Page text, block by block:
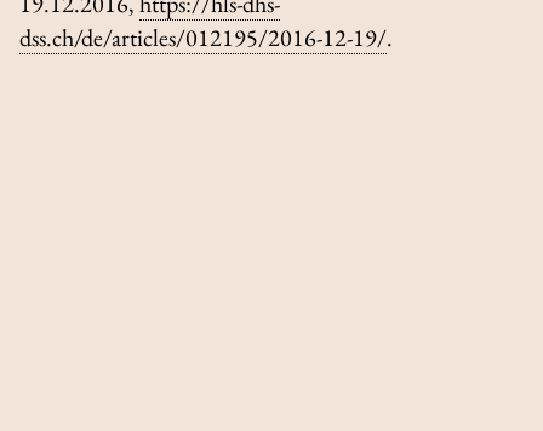
dss.ch/de/articles/012195/2016-12-19/.